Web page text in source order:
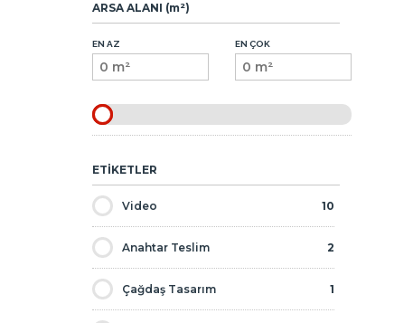
ARSA ALANI (m²)
EN AZ EN ÇOK
ETİKETLER
Video 10
Anahtar Teslim 2
Çağdaş Tasarım 1